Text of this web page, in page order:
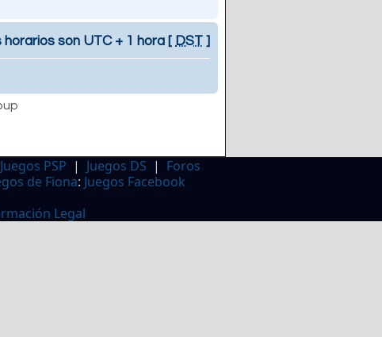
horarios son UTC + 1 hora [ DST ]
Juegos PSP | Juegos DS | Foros
de Fiona: Juegos Facebook
Legal